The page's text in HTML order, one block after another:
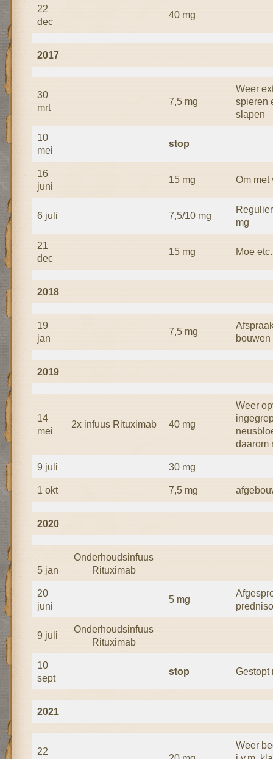
22
dec
40 mg
2017
30
mrt
7,5 mg
Weer
spieren
slapen
10
mei
stop
16
juni
15 mg Om met
6 juli 7,5/10 mg
mg
21
dec
15 mg Moe etc.
2018
19
jan
7,5 mg
bouwen
2019
14
mei
2x infuus Rituximab 40 mg
Weer
daarom
9 juli 30 mg
1 okt 7,5 mg
2020
5 jan
Onderhoudsinfuus
Rituximab
20
juni
5 mg
9 juli
Onderhoudsinfuus
Rituximab
10
sept
stop Gestopt
2021
22
Weer